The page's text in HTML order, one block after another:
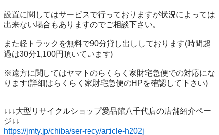
設置に関してはサービスで行っておりますが状況によっては
出来ない場合もありますのでご相談下さい。
また軽トラックを無料で90分貸し出ししております(時間超
過は30分1,100円頂いています)
※遠方に関してはヤマトのらくらく家財宅急便での対応にな
ります(詳細はらくらく家財宅急便のHPを確認して下さい)
↓↓↓大型リサイクルショップ愛品館八千代店の店舗紹介ペー
https://jmty.jp/chiba/ser-recy/article-h202j